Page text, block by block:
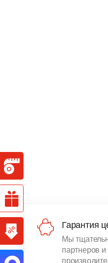
Гарантия
Мы
партнеров